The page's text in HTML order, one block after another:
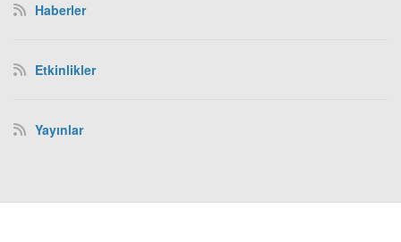
Haberler
Etkinlikler
Yayınlar